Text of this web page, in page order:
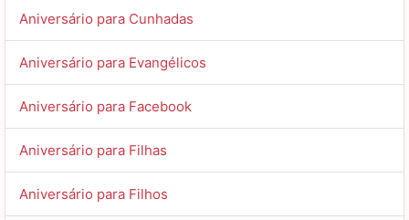
Aniversário para Cunhadas
Aniversário para Evangélicos
Aniversário para Facebook
Aniversário para Filhas
Aniversário para Filhos